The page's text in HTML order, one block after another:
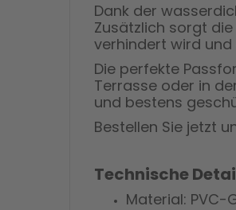
Dank der
Zusätzlich sorgt
verhindert wird
Die perfekte
Terrasse oder in
und bestens
Bestellen Sie jetzt
Technische
Material: PVC-